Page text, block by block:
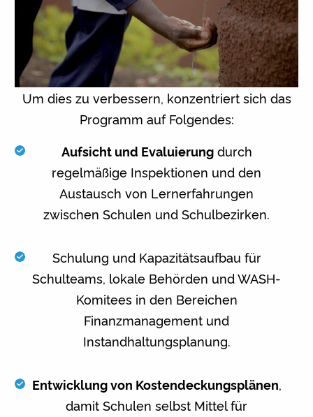
Um dies zu verbessern, konzentriert sich das
Programm auf Folgendes:
Aufsicht und Evaluierungdurch
regelmäßige Inspektionen und den
Austausch von Lernerfahrungen
zwischen Schulen und Schulbezirken.
Schulung und Kapazitätsaufbau für
Schulteams, lokale Behörden und WASH-
Komitees in den Bereichen
Finanzmanagement und
Instandhaltungsplanung.
Entwicklung von Kostendeckungsplänen,
damit Schulen selbst Mittel für